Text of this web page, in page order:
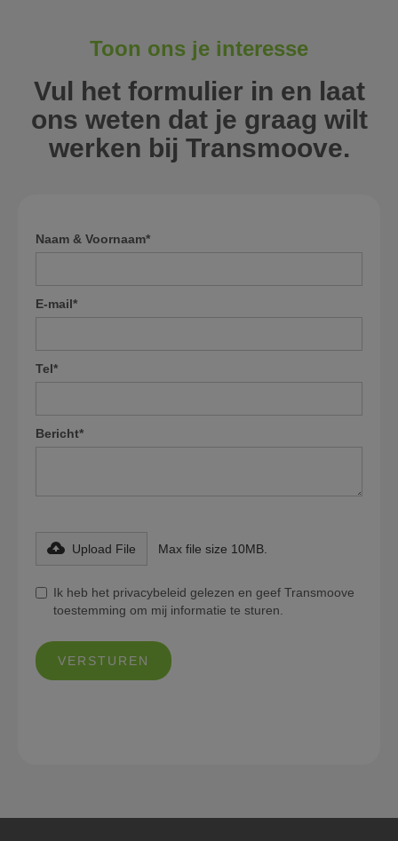
Toon ons je interesse
Vul het formulier in en laat
ons weten dat je graag wilt
werken bij Transmoove.
Naam & Voornaam*
E-mail*
Tel*
Bericht*
Upload File Max file size 10MB.
Ik heb het privacybeleid gelezen en geef Transmoove
toestemming om mij informatie te sturen.